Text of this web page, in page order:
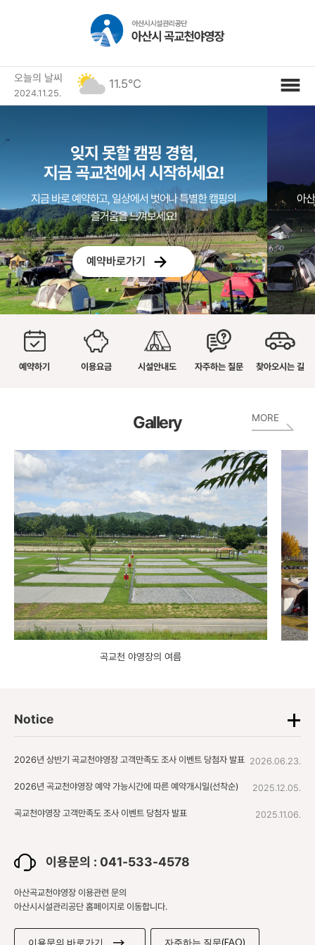
잊지 못할 캠핑 경험,
지금 곡교천에서 시작하세요!
지금 바로 예약하고, 일상에서 벗어나 특별한 캠핑의
즐거움을 느껴보세요!
예약바로가기
아
오늘의 날씨
2024.11.25.
11.5℃
예약하기 이용요금 시설안내도 자주하는 질문 찾아오시는 길
Gallery MORE
곡교천 야영장의 여름
Notice
2026년 상반기 곡교천야영장 고객만족도 조사 이벤트 당첨자 발표 2026.06.23.
2026년 곡교천야영장 예약 가능시간에 따른 예약개시일(선착순) 2025.12.05.
곡교천야영장 고객만족도 조사 이벤트 당첨자 발표 2025.11.06.
이용문의 : 041-533-4578
아산곡교천야영장 이용관련 문의
아산시시설관리공단 홈페이지로 이동합니다.
이용문의 바로가기 자주하는 질문(FAQ)